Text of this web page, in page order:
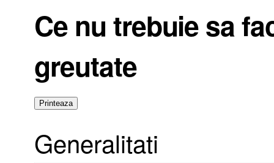
Ce nu trebuie sa
greutate
Generalitati